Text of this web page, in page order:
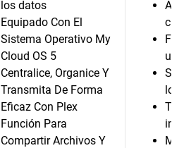
los datos
Equipado Con El
Sistema Operativo My
Cloud OS 5
Centralice, Organice Y
Transmita De Forma
Eficaz Con Plex
Función Para
Compartir Archivos Y